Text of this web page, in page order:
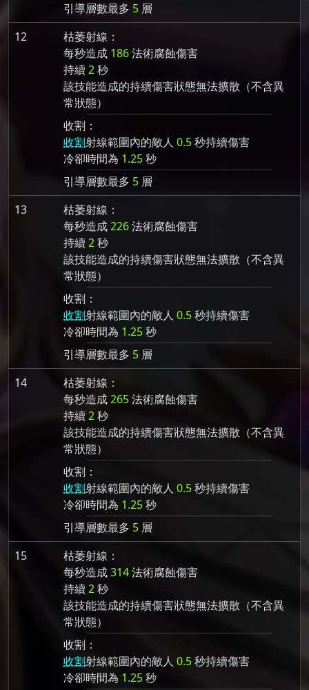
引導層數最多 5 層
12
枯萎射線：
每秒造成 186法術腐蝕傷害
持續2秒
該技能造成的持續傷害狀態無法擴散（不含異
常狀態）
收割：
收割射線範圍內的敵人 0.5秒持續傷害
冷卻時間為 1.25秒
引導層數最多 5 層
13
枯萎射線：
每秒造成226法術腐蝕傷害
持續2秒
該技能造成的持續傷害狀態無法擴散（不含異
常狀態）
收割：
收割射線範圍內的敵人 0.5秒持續傷害
冷卻時間為 1.25秒
引導層數最多 5 層
14
枯萎射線：
每秒造成265法術腐蝕傷害
持續2秒
該技能造成的持續傷害狀態無法擴散（不含異
常狀態）
收割：
收割射線範圍內的敵人 0.5秒持續傷害
冷卻時間為 1.25秒
引導層數最多 5 層
15
枯萎射線：
每秒造成314法術腐蝕傷害
持續2秒
該技能造成的持續傷害狀態無法擴散（不含異
常狀態）
收割：
收割射線範圍內的敵人 0.5秒持續傷害
冷卻時間為 1.25秒